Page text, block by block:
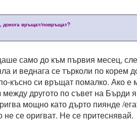
докога връщат/повръщат?
само до към първия месец,
и веднага се търколи по корем
късно си връщат помалко. Ако е
другото по съвет на Бърди
мощно като дърто пиянде /
се оригват. Не се притеснявай.